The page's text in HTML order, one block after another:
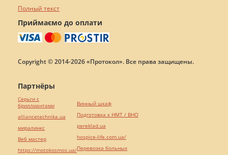
Полный текст
Приймаємо до оплати
Copyright © 2014-2026 «Протокол». Все права защищены.
Партнёры
Серьги с
бриллиантами
alliancetechnika.ua
миралинкс
Веб мастер
https://motokosmos.ua/
Винный шкаф
Подготовка к НМТ / ВНО
pereklad.ua
hospice-life.com.ua/
Перевозка больных